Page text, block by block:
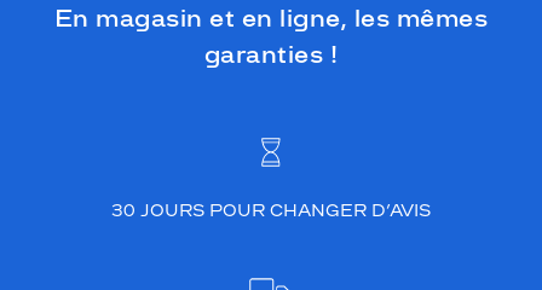
En magasin et en ligne, les mêmes
garanties !
30 JOURS POUR CHANGER D’AVIS